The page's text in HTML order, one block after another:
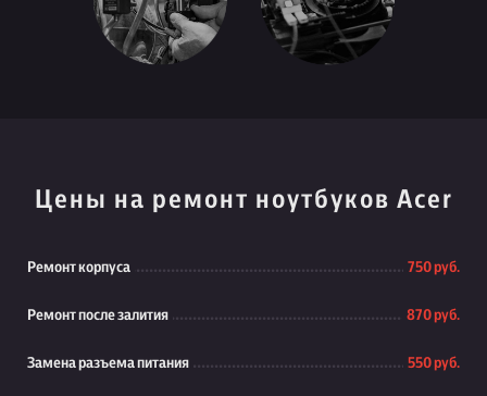
Цены на ремонт ноутбуков Acer
Ремонт корпуса 750 руб.
Ремонт после залития 870 руб.
Замена разъема питания 550 руб.